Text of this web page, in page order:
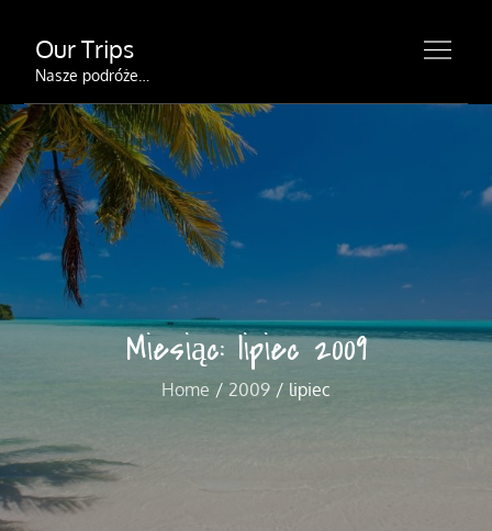
content
Our Trips
Nasze podróże…
Miesiąc:lipiec 2009
Home 2009 lipiec